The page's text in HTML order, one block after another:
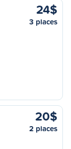
24$
3 places
20$
2 places